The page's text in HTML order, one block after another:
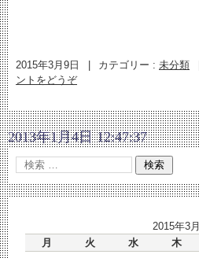
2015年3月9日 カテゴリー : 未分類
ントをどうぞ
2013年1月4日 12:47:37
2015年3月
月
火 水 木